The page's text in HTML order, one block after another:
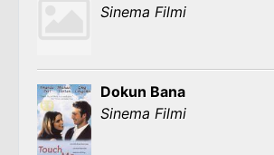
Sinema Filmi
Dokun Bana
Sinema Filmi